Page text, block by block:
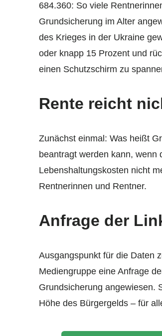
684.360: So viele
Grundsicherung im Alter
des Krieges in der Ukraine
oder knapp 15 Prozent und
einen Schutzschirm zu
Rente reicht
Zunächst einmal: Was heißt
beantragt werden kann,
Lebenshaltungskosten nicht
Rentnerinnen und Rentner.
Anfrage der
Ausgangspunkt für die Daten
Mediengruppe eine Anfrage
Grundsicherung angewiesen.
Höhe des Bürgergelds – für